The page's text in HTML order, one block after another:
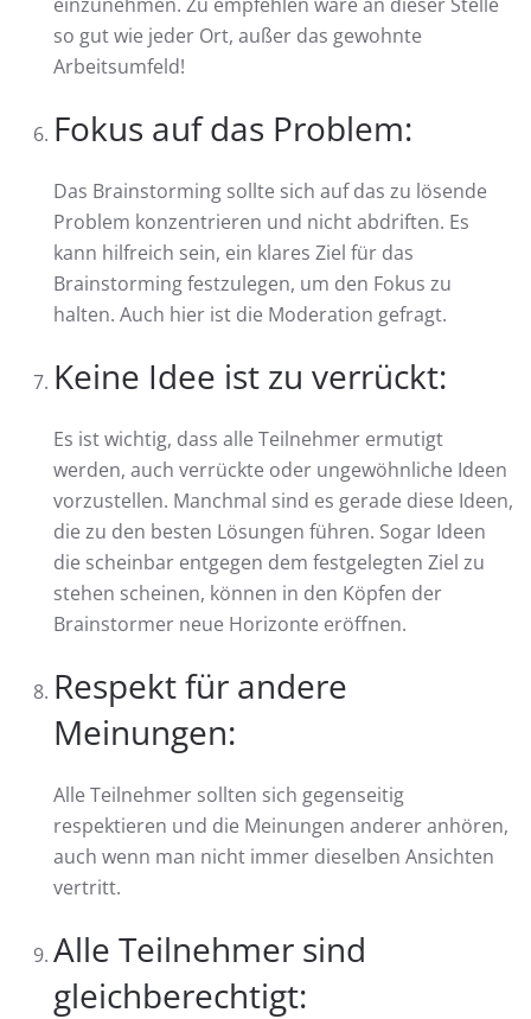
so gut wie jeder Ort, außer das gewohnte
Arbeitsumfeld!
Fokus auf das Problem:
Das Brainstorming sollte sich auf das zu lösende
Problem konzentrieren und nicht abdriften. Es
kann hilfreich sein, ein klares Ziel für das
Brainstorming festzulegen, um den Fokus zu
halten. Auch hier ist die Moderation gefragt.
Keine Idee ist zu verrückt:
Es ist wichtig, dass alle Teilnehmer ermutigt
werden, auch verrückte oder ungewöhnliche Ideen
vorzustellen. Manchmal sind es gerade diese Ideen,
die zu den besten Lösungen führen. Sogar Ideen
die scheinbar entgegen dem festgelegten Ziel zu
stehen scheinen, können in den Köpfen der
Brainstormer neue Horizonte eröffnen.
Respekt für andere
Meinungen:
Alle Teilnehmer sollten sich gegenseitig
respektieren und die Meinungen anderer anhören,
auch wenn man nicht immer dieselben Ansichten
vertritt.
Alle Teilnehmer sind
gleichberechtigt: